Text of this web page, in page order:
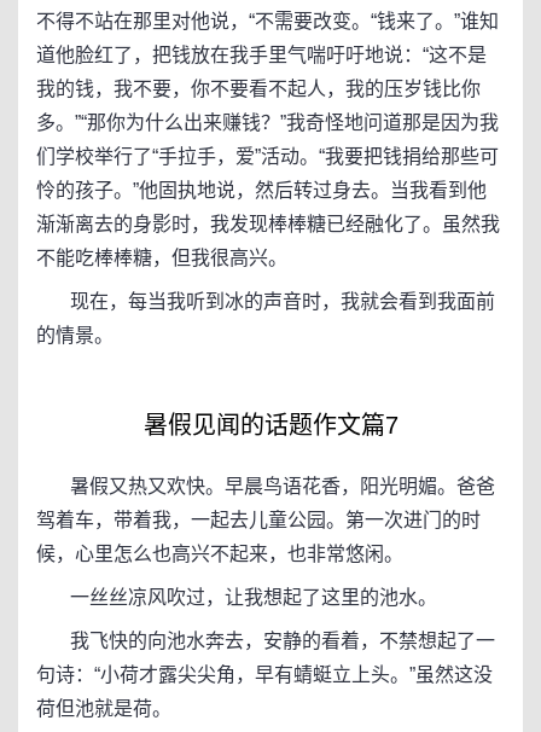
不得不站在那里对他说，“不需要改变。“钱来了。”谁知
道他脸红了，把钱放在我手里气喘吁吁地说：“这不是
我的钱，我不要，你不要看不起人，我的压岁钱比你
多。”“那你为什么出来赚钱？”我奇怪地问道那是因为我
们学校举行了“手拉手，爱”活动。“我要把钱捐给那些可
怜的孩子。”他固执地说，然后转过身去。当我看到他
渐渐离去的身影时，我发现棒棒糖已经融化了。虽然我
不能吃棒棒糖，但我很高兴。
现在，每当我听到冰的声音时，我就会看到我面前
的情景。
暑假见闻的话题作文篇7
暑假又热又欢快。早晨鸟语花香，阳光明媚。爸爸
驾着车，带着我，一起去儿童公园。第一次进门的时
候，心里怎么也高兴不起来，也非常悠闲。
一丝丝凉风吹过，让我想起了这里的池水。
我飞快的向池水奔去，安静的看着，不禁想起了一
句诗：“小荷才露尖尖角，早有蜻蜓立上头。”虽然这没
荷但池就是荷。